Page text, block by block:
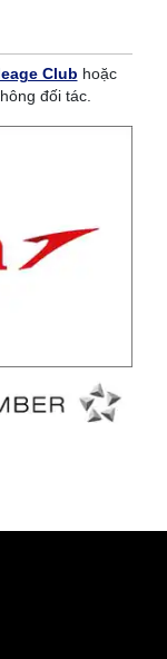
Club hoặc
đối tác.